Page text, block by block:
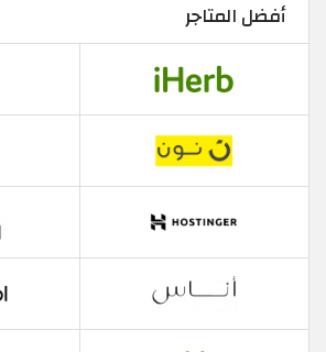
أفضل المتاجر